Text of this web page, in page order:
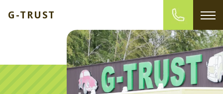
G-TRUST